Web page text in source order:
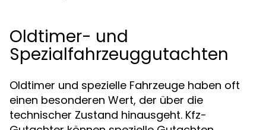
Oldtimer- und
Spezialfahrzeuggutachten
Oldtimer und spezielle Fahrzeuge haben oft
einen besonderen Wert, der über die
technischer Zustand hinausgeht. Kfz-